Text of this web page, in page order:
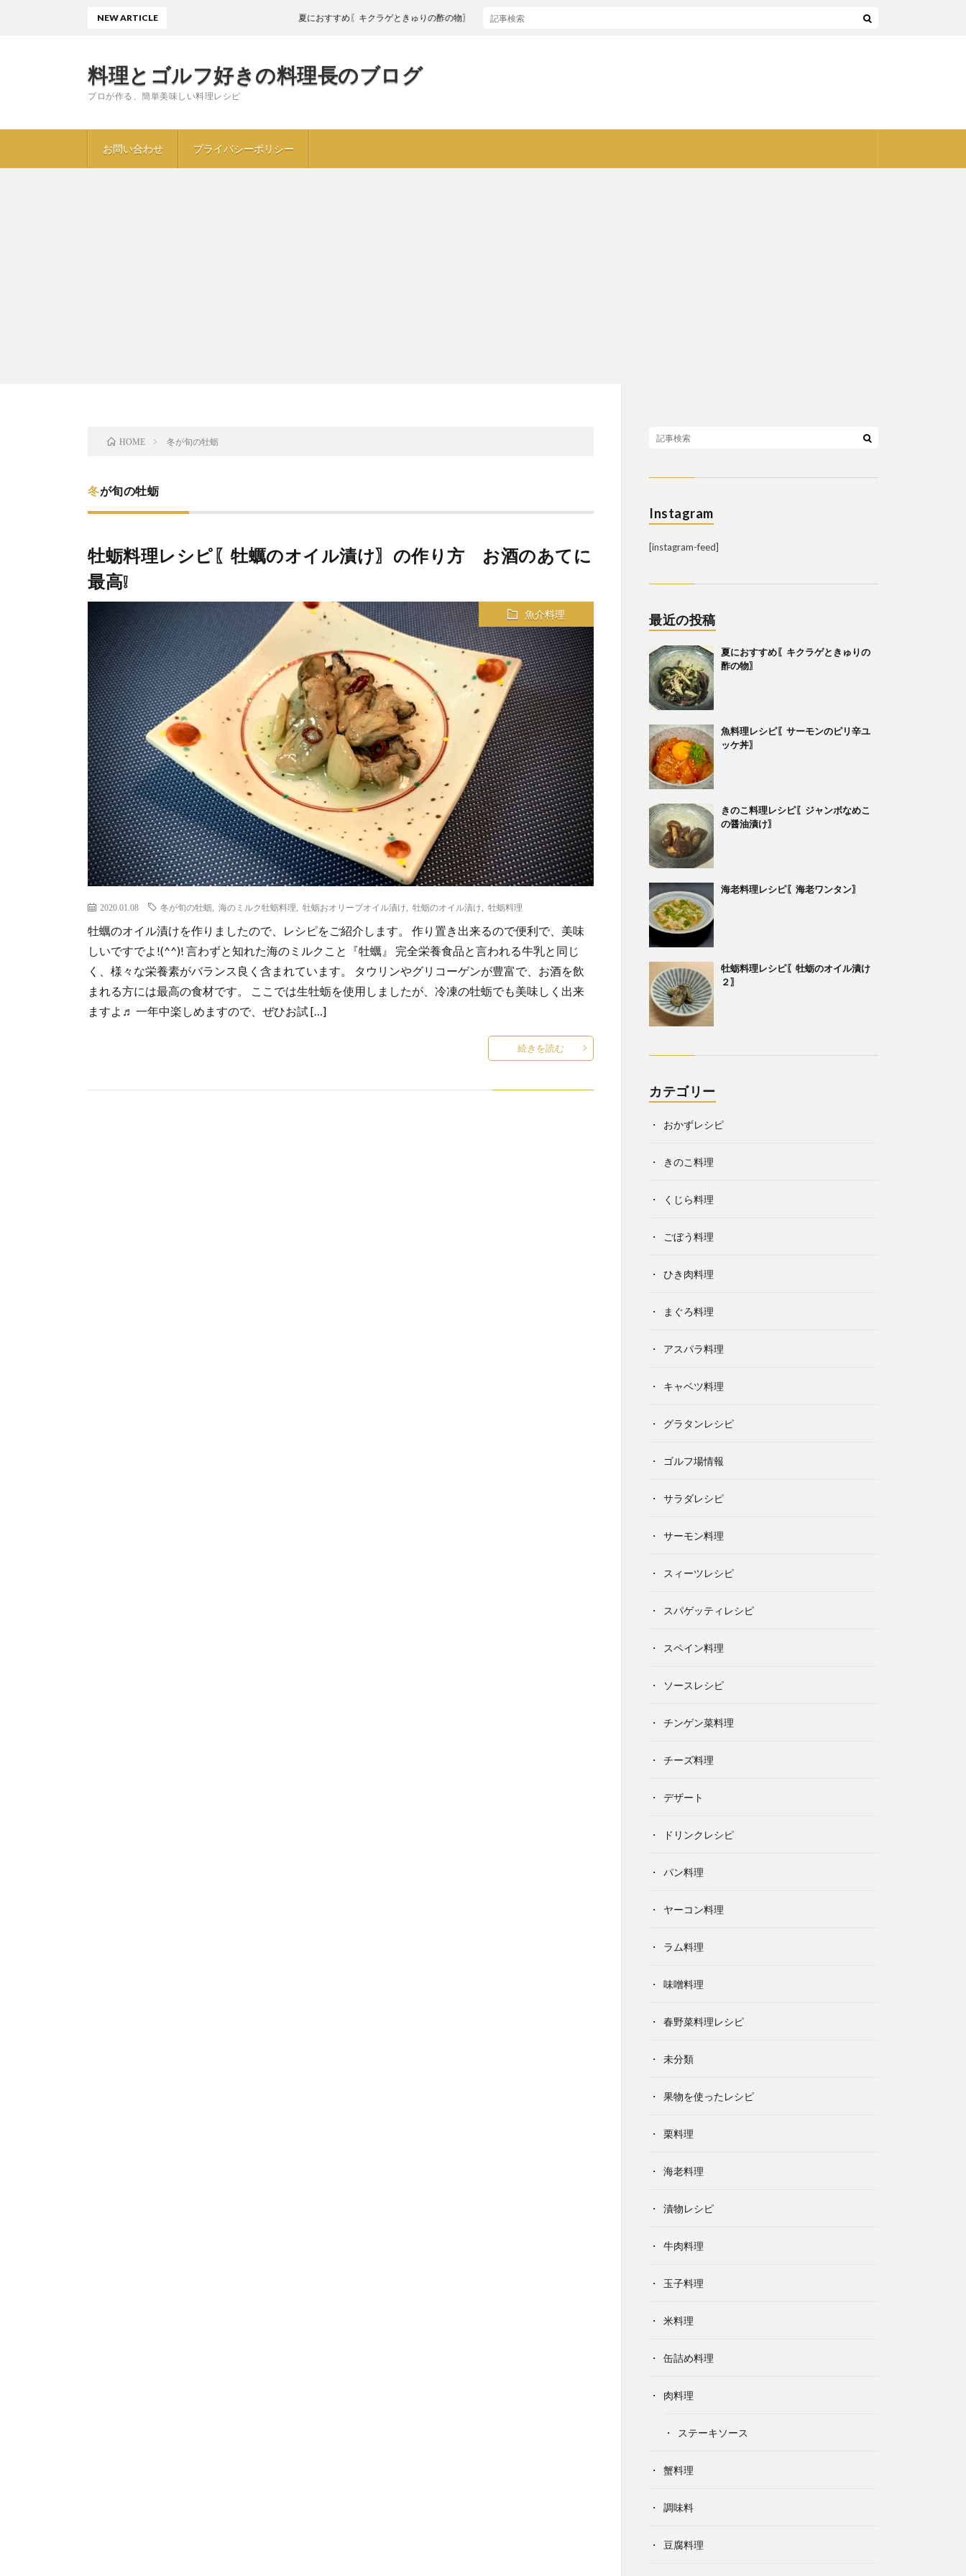
料理とゴルフ好きの料理長のブログ
プロが作る、簡単美味しい料理レシピ
お問い合わせ プライバシーポリシー
NEW ARTICLE 夏におすすめ〖キクラゲときゅりの酢の物〗
HOME 冬が旬の牡蛎
冬が旬の牡蛎
牡蛎料理レシピ〖牡蠣のオイル漬け〗の作り方 お酒のあてに
最高❕
魚介料理
2020.01.08 冬が旬の牡蛎 海のミルク牡蛎料理 牡蛎おオリーブオイル漬け 牡蛎のオイル漬け 牡蛎料理
牡蠣のオイル漬けを作りましたので、レシピをご紹介します。 作り置き出来るので便利で、美味
しいですでよ!(^^)! 言わずと知れた海のミルクこと『牡蠣』 完全栄養食品と言われる牛乳と同じ
く、様々な栄養素がバランス良く含まれています。 タウリンやグリコーゲンが豊富で、お酒を飲
まれる方には最高の食材です。 ここでは生牡蛎を使用しましたが、冷凍の牡蛎でも美味しく出来
ますよ♬ 一年中楽しめますので、ぜひお試 […]
続きを読む
Instagram
[instagram-feed]
最近の投稿
夏におすすめ〖キクラゲときゅりの
酢の物〗
魚料理レシピ〖サーモンのピリ辛ユ
ッケ丼〗
きのこ料理レシピ〖ジャンボなめこ
の醤油漬け〗
海老料理レシピ〖海老ワンタン〗
牡蛎料理レシピ〖牡蛎のオイル漬け
２〗
カテゴリー
おかずレシピ
きのこ料理
くじら料理
ごぼう料理
ひき肉料理
まぐろ料理
アスパラ料理
キャベツ料理
グラタンレシピ
ゴルフ場情報
サラダレシピ
サーモン料理
スィーツレシピ
スパゲッティレシピ
スペイン料理
ソースレシピ
チンゲン菜料理
チーズ料理
デザート
ドリンクレシピ
パン料理
ヤーコン料理
ラム料理
味噌料理
春野菜料理レシピ
未分類
果物を使ったレシピ
栗料理
海老料理
漬物レシピ
牛肉料理
玉子料理
米料理
缶詰め料理
肉料理
ステーキソース
蟹料理
調味料
豆腐料理